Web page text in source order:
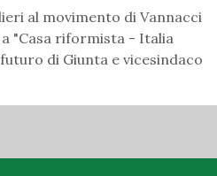
al movimento di Vannacci
"Casa riformista - Italia
di Giunta e vicesindaco